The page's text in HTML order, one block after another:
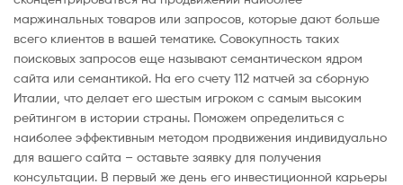
маржинальных товаров или запросов, которые дают больше
всего клиентов в вашей тематике. Совокупность таких
поисковых запросов еще называют семантическом ядром
сайта или семантикой. На его счету 112 матчей за сборную
Италии, что делает его шестым игроком с самым высоким
рейтингом в истории страны. Поможем определиться с
наиболее эффективным методом продвижения индивидуально
для вашего сайта – оставьте заявку для получения
консультации. В первый же день его инвестиционной карьеры